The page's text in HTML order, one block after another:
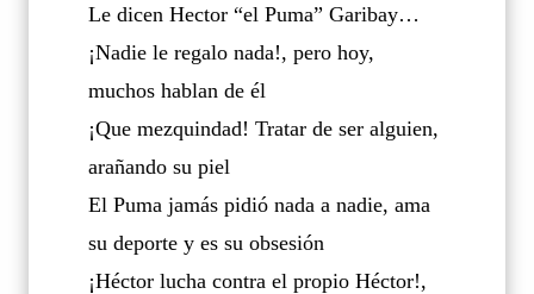
Le dicen Hector “el Puma” Garibay…
¡Nadie le regalo nada!, pero hoy,
muchos hablan de él
¡Que mezquindad! Tratar de ser alguien,
arañando su piel
El Puma jamás pidió nada a nadie, ama
su deporte y es su obsesión
¡Héctor lucha contra el propio Héctor!,